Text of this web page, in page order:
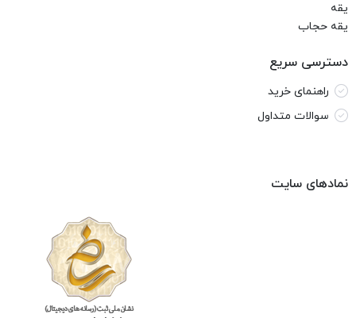
یقه
یقه حجاب
دسترسی سریع
راهنمای خرید
سوالات متداول
نمادهای سایت